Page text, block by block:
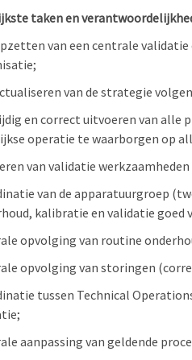
taken en
van een centrale
van de strategie
en correct uitvoeren van alle
operatie te waarborgen op
van validatie
van de apparatuurgroep
kalibratie en validatie goed
opvolging van routine
opvolging van storingen
tussen Technical
aanpassing van geldende